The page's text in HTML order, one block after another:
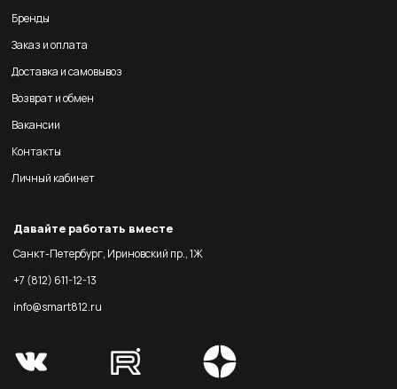
Бренды
Заказ и оплата
Доставка и самовывоз
Возврат и обмен
Вакансии
Контакты
Личный кабинет
Давайте работать вместе
Санкт-Петербург, Ириновский пр., 1Ж
+7 (812) 611-12-13
info@smart812.ru